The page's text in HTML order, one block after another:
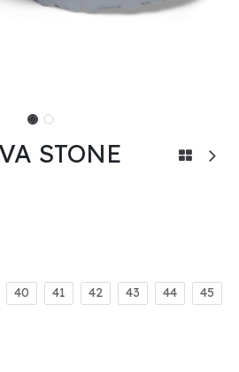
STONE
40 41 42 43 44 45